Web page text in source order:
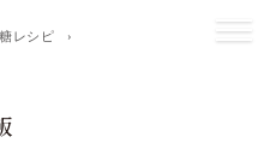
レシピ
›